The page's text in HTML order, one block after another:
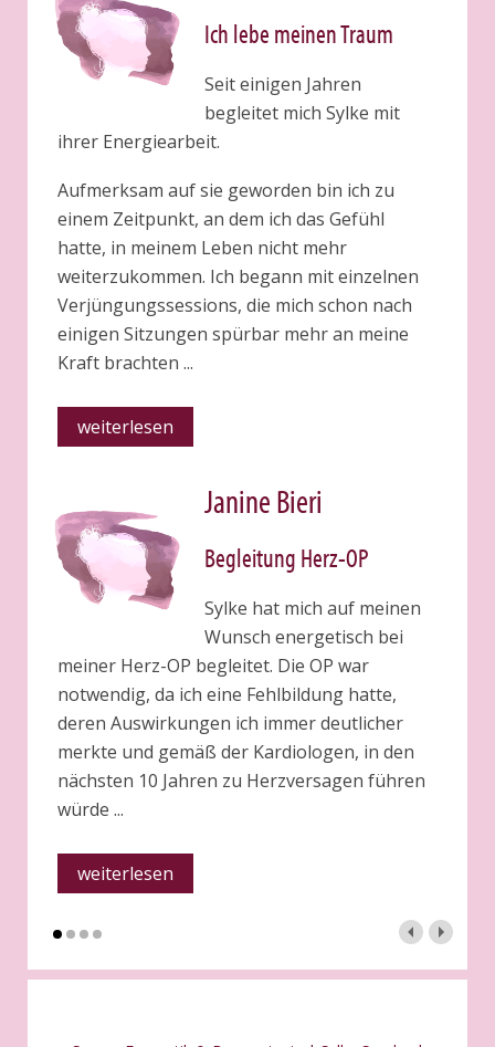
Ich lebe meinen Traum
Seit einigen Jahren
begleitet mich Sylke mit
ihrer Energiearbeit.
Aufmerksam auf sie geworden bin ich zu
einem Zeitpunkt, an dem ich das Gefühl
hatte, in meinem Leben nicht mehr
weiterzukommen. Ich begann mit einzelnen
Verjüngungssessions, die mich schon nach
einigen Sitzungen spürbar mehr an meine
Kraft brachten ...
weiterlesen
Janine Bieri
Begleitung Herz-OP
Sylke hat mich auf meinen
Wunsch energetisch bei
meiner Herz-OP begleitet. Die OP war
notwendig, da ich eine Fehlbildung hatte,
deren Auswirkungen ich immer deutlicher
merkte und gemäß der Kardiologen, in den
nächsten 10 Jahren zu Herzversagen führen
würde ...
weiterlesen